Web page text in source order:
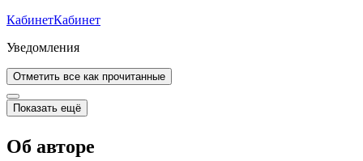
КабинетКабинет
Уведомления
Отметить все как прочитанные
Показать ещё
Об авторе